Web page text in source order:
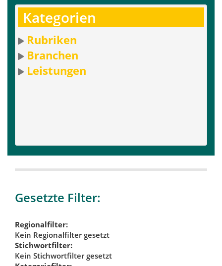
Kategorien
Rubriken
Branchen
Leistungen
Gesetzte Filter:
Regionalfilter:
Kein Regionalfilter gesetzt
Stichwortfilter:
Kein Stichwortfilter gesetzt